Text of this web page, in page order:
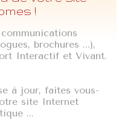
!
brochures ...),
Interactif et Vivant.
à jour, faites vous-
site Internet
...